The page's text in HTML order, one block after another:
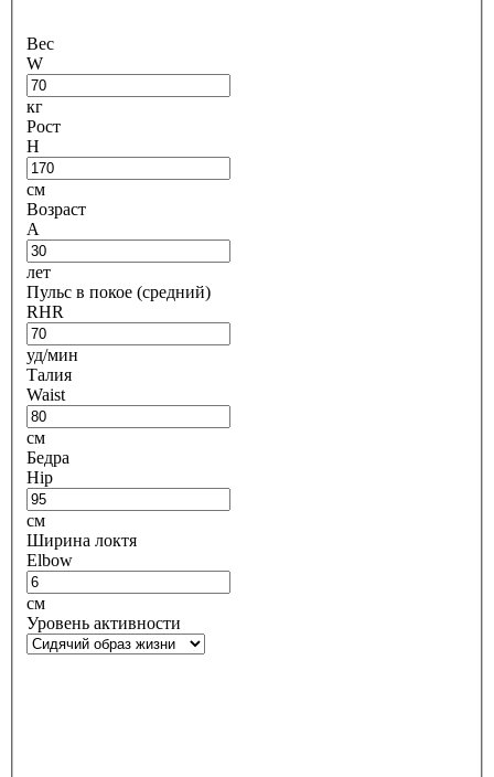
Вес
W
кг
Рост
H
см
Возраст
A
лет
Пульс в покое (средний)
RHR
уд/мин
Талия
Waist
см
Бедра
Hip
см
Ширина локтя
Elbow
см
Уровень активности